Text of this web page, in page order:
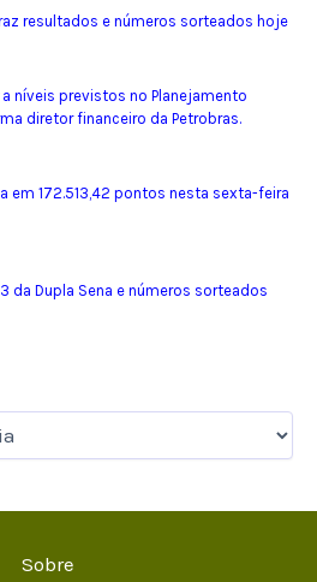
resultados e números sorteados hoje
níveis previstos no Planejamento
diretor financeiro da Petrobras.
em 172.513,42 pontos nesta sexta-feira
da Dupla Sena e números sorteados
Sobre